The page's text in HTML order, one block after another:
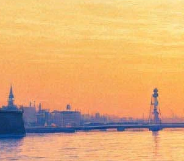
Якубович и
в спектакле